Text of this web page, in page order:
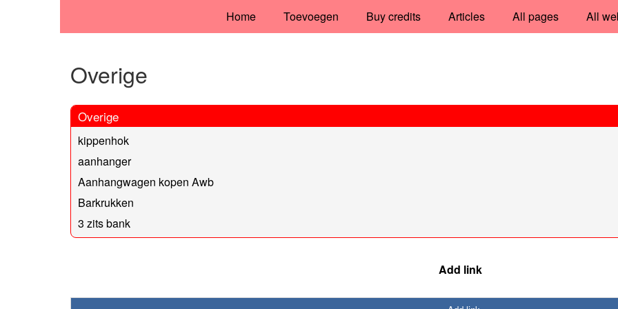
Home Toevoegen Buy credits Articles All pages All
Overige
Overige
kippenhok
aanhanger
Aanhangwagen kopen Awb
Barkrukken
3 zits bank
Add link